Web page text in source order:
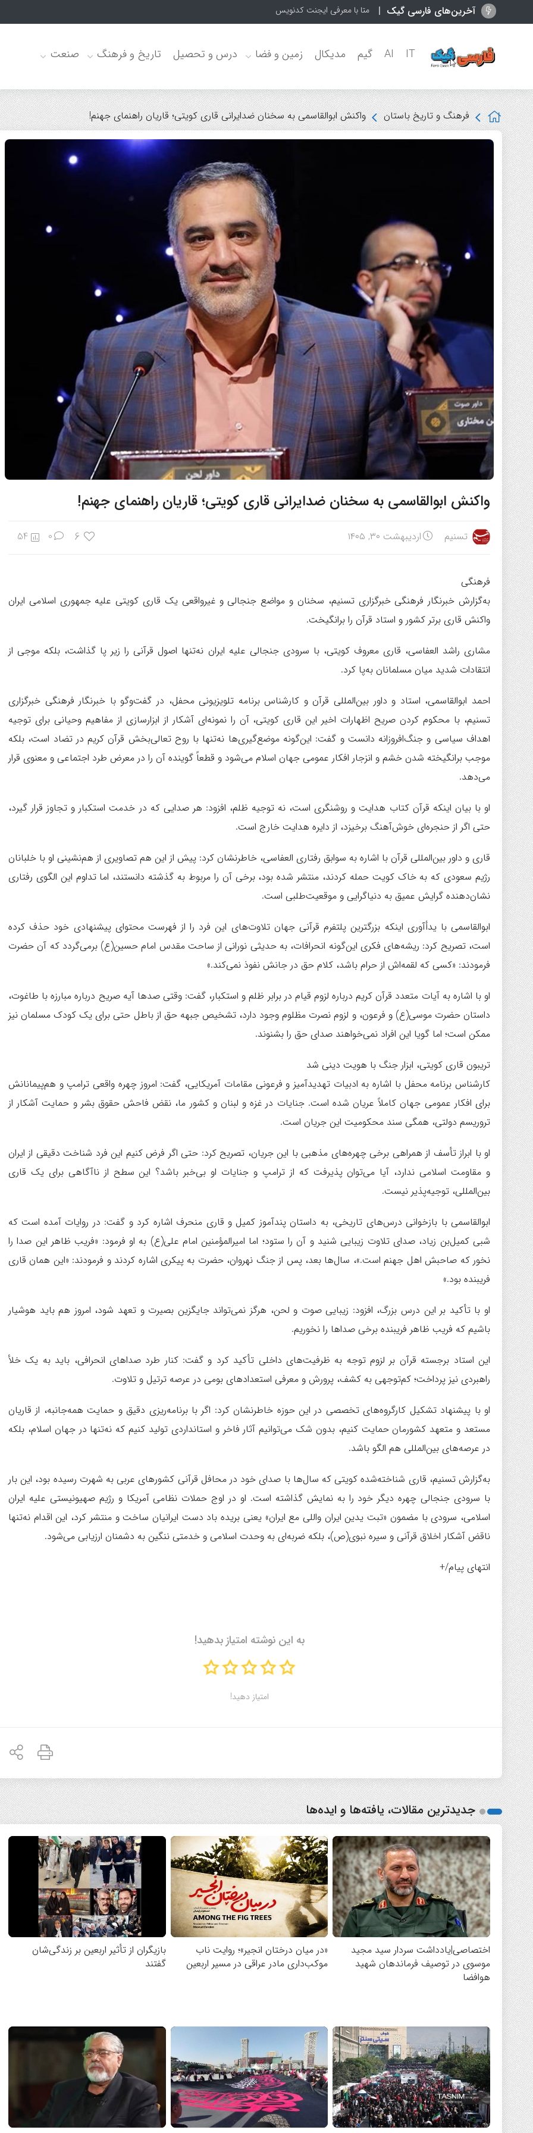
آخرین‌های فارسی گیک متا با معرفی ایجنت کدنویسی Muse Code به جنگ Codex و Claude Code رفت
IT
AI گیم مدیکال زمین و فضا درس و تحصیل تاریخ و فرهنگ صنعت
فرهنگ و تاریخ باستان واکنش ابوالقاسمی به سخنان ضدایرانی قاری کویتی؛ قاریان راهنمای جهنم!
واکنش ابوالقاسمی به سخنان ضدایرانی قاری کویتی؛ قاریان راهنمای جهنم!
تسنیم اردیبهشت ۳۰, ۱۴۰۵ 6
0
54
فرهنگی
به‌گزارش خبرنگار فرهنگی خبرگزاری تسنیم، سخنان و مواضع جنجالی و غیرواقعی یک قاری کویتی علیه جمهوری اسلامی ایران
واکنش قاری برتر کشور و استاد قرآن را برانگیخت.
مشاری راشد العفاسی، قاری معروف کویتی، با سرودی جنجالی علیه ایران نه‌تنها اصول قرآنی را زیر پا گذاشت، بلکه موجی از
انتقادات شدید میان مسلمانان به‌پا کرد.
احمد ابوالقاسمی، استاد و داور بین‌المللی قرآن و کارشناس برنامه تلویزیونی محفل، در گفت‌وگو با خبرنگار فرهنگی خبرگزاری
تسنیم، با محکوم کردن صریح اظهارات اخیر این قاری کویتی، آن را نمونه‌ای آشکار از ابزارسازی از مفاهیم وحیانی برای توجیه
اهداف سیاسی و جنگ‌افروزانه دانست و گفت: این‌گونه موضع‌گیری‌ها نه‌تنها با روح تعالی‌بخش قرآن کریم در تضاد است، بلکه
موجب برانگیخته شدن خشم و انزجار افکار عمومی جهان اسلام می‌شود و قطعاً گوینده آن را در معرض طرد اجتماعی و معنوی قرار
می‌دهد.
او با بیان اینکه قرآن کتاب هدایت و روشنگری است، نه توجیه ظلم، افزود: هر صدایی که در خدمت استکبار و تجاوز قرار گیرد،
حتی اگر از حنجره‌ای خوش‌آهنگ برخیزد، از دایره هدایت خارج است.
قاری و داور بین‌المللی قرآن با اشاره به سوابق رفتاری العفاسی، خاطرنشان کرد: پیش از این هم تصاویری از هم‌نشینی او با خلبانان
رژیم سعودی که به خاک کویت حمله کردند، منتشر شده بود، برخی آن را مربوط به گذشته دانستند، اما تداوم این الگوی رفتاری
نشان‌دهنده گرایش عمیق به دنیاگرایی و موقعیت‌طلبی است.
ابوالقاسمی با یدأآوری اینکه بزرگترین پلتفرم قرآنی جهان تلاوت‌های این فرد را از فهرست محتوای پیشنهادی خود حذف کرده
است، تصریح کرد: ریشه‌های فکری این‌گونه انحرافات، به حدیثی نورانی از ساحت مقدس امام حسین(ع) برمی‌گردد که آن حضرت
فرمودند: «کسی که لقمه‌اش از حرام باشد، کلام حق در جانش نفوذ نمی‌کند.»
او با اشاره به آیات متعدد قرآن کریم درباره لزوم قیام در برابر ظلم و استکبار، گفت: وقتی صدها آیه صریح درباره مبارزه با طاغوت،
داستان حضرت موسی(ع) و فرعون، و لزوم نصرت مظلوم وجود دارد، تشخیص جبهه حق از باطل حتی برای یک کودک مسلمان نیز
ممکن است؛ اما گویا این افراد نمی‌خواهند صدای حق را بشنوند.
تریبون قاری کویتی، ابزار جنگ با هویت دینی شد
کارشناس برنامه محفل با اشاره به ادبیات تهدیدآمیز و فرعونی مقامات آمریکایی، گفت: امروز چهره واقعی ترامپ و هم‌پیمانانش
برای افکار عمومی جهان کاملاً عریان شده است. جنایات در غزه و لبنان و کشور ما، نقض فاحش حقوق بشر و حمایت آشکار از
تروریسم دولتی، همگی سند محکومیت این جریان است.
او با ابراز تأسف از همراهی برخی چهره‌های مذهبی با این جریان، تصریح کرد: حتی اگر فرض کنیم این فرد شناخت دقیقی از ایران
و مقاومت اسلامی ندارد، آیا می‌توان پذیرفت که از ترامپ و جنایات او بی‌خبر باشد؟ این سطح از ناآگاهی برای یک قاری
بین‌المللی، توجیه‌پذیر نیست.
ابوالقاسمی با بازخوانی درس‌های تاریخی، به داستان پندآموز کمیل و قاری منحرف اشاره کرد و گفت: در روایات آمده است که
شبی کمیل‌بن زیاد، صدای تلاوت زیبایی شنید و آن را ستود؛ اما امیرالمؤمنین امام علی(ع) به او فرمود: «فریب ظاهر این صدا را
نخور که صاحبش اهل جهنم است.»، سال‌ها بعد، پس از جنگ نهروان، حضرت به پیکری اشاره کردند و فرمودند: «این همان قاری
فریبنده بود.»
او با تأکید بر این درس بزرگ، افزود: زیبایی صوت و لحن، هرگز نمی‌تواند جایگزین بصیرت و تعهد شود، امروز هم باید هوشیار
باشیم که فریب ظاهر فریبنده برخی صداها را نخوریم.
این استاد برجسته قرآن بر لزوم توجه به ظرفیت‌های داخلی تأکید کرد و گفت: کنار طرد صداهای انحرافی، باید به یک خلأ
راهبردی نیز پرداخت؛ کم‌توجهی به کشف، پرورش و معرفی استعدادهای بومی در عرصه ترتیل و تلاوت.
او با پیشنهاد تشکیل کارگروه‌های تخصصی در این حوزه خاطرنشان کرد: اگر با برنامه‌ریزی دقیق و حمایت همه‌جانبه، از قاریان
مستعد و متعهد کشورمان حمایت کنیم، بدون شک می‌توانیم آثار فاخر و استانداردی تولید کنیم که نه‌تنها در جهان اسلام، بلکه
در عرصه‌های بین‌المللی هم الگو باشد.
به‌گزارش تسنیم،‌ قاری شناخته‌شده کویتی که سال‌ها با صدای خود در محافل قرآنی کشورهای عربی به شهرت رسیده بود، این بار
با سرودی جنجالی چهره دیگر خود را به نمایش گذاشته است. او در اوج حملات نظامی آمریکا و رژیم صهیونیستی علیه ایران
اسلامی، سرودی با مضمون «تبت یدین ایران واللی مع ایران» یعنی بریده باد دست ایرانیان ساخت و منتشر کرد، این اقدام نه‌تنها
ناقض آشکار اخلاق قرآنی و سیره نبوی(ص)، بلکه ضربه‌ای به وحدت اسلامی و خدمتی ننگین به دشمنان ارزیابی می‌شود.
انتهای پیام/+
به این نوشته امتیاز بدهید!
امتیاز دهید!
جدیدترین مقالات، یافته‌ها و ایده‌ها
اختصاصی|یادداشت سردار سید مجید
موسوی در توصیف فرماندهان شهید
هوافضا
«در میان درختان انجیر»؛ روایت ناب
موکب‌داری مادر عراقی در مسیر اربعین
بازیگران از تأثیر اربعین بر زندگی‌شان
گفتند